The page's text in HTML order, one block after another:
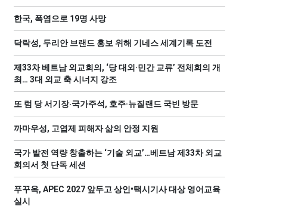
한국, 폭염으로 19명 사망
닥락성, 두리안 브랜드 홍보 위해 기네스 세계기록 도전
제33차 베트남 외교회의, ‘당 대외·민간 교류’ 전체회의 개
최… 3대 외교 축 시너지 강조
또 럼 당 서기장‧국가주석, 호주·뉴질랜드 국빈 방문
까마우성, 고엽제 피해자 삶의 안정 지원
국가 발전 역량 창출하는 ‘기술 외교’…베트남 제33차 외교
회의서 첫 단독 세션
푸꾸옥, APEC 2027 앞두고 상인•택시기사 대상 영어교육
실시